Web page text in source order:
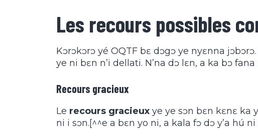
Les recours possibles
Kɔrɔkɔrɔ yé OQTF bɛ dɔgɔ ye nyɛnna
ye ni bɛn n’i dellati. N’na dɔ lɛn, a ka bɔ
Recours gracieux
Le recours gracieux ye ye sɔn bɛn kɛnɛ ka
ni i sɔn.[^^e a bɛn yo ni, a kala fɔ dɔ y’a hú